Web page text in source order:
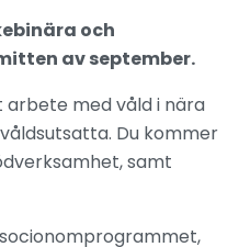
och
av september.
med våld i nära
Du kommer
samt